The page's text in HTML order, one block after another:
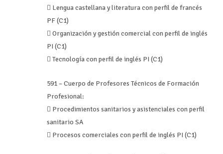
 Lengua castellana y literatura con perfil de francés
PF (C1)
 Organización y gestión comercial con perfil de inglés
PI (C1)
 Tecnología con perfil de inglés PI (C1)
591 – Cuerpo de Profesores Técnicos de Formación
Profesional:
 Procedimientos sanitarios y asistenciales con perfil
sanitario SA
 Procesos comerciales con perfil de inglés PI (C1)